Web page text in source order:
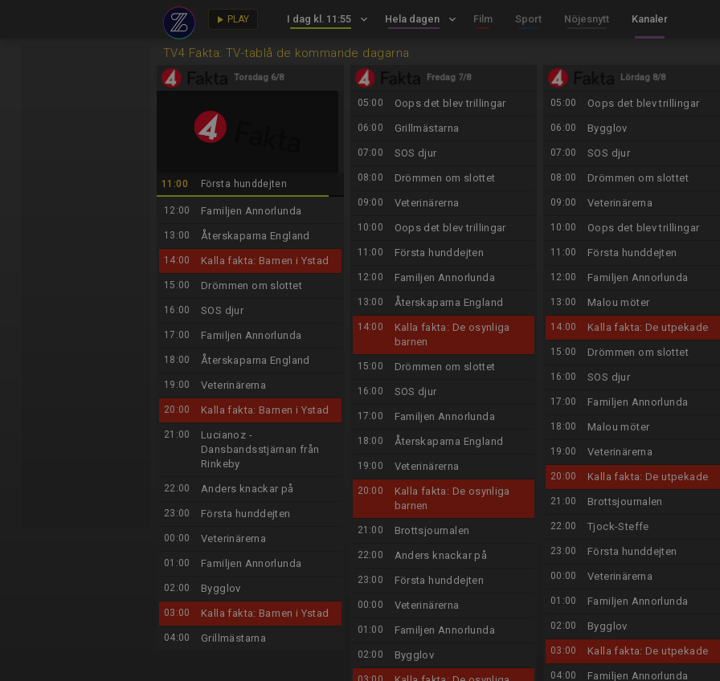
play_arrow PLAY I dag kl. 11:55 keyboard_arrow_down Hela dagen keyboard_arrow_down Film Sport Nöjesnytt Kanaler
TV4 Fakta: TV-tablå de kommande dagarna
Torsdag 6/8
11:00 Första hunddejten
12:00 Familjen Annorlunda
13:00 Återskaparna England
14:00 Kalla fakta: Barnen i Ystad
15:00 Drömmen om slottet
16:00 SOS djur
17:00 Familjen Annorlunda
18:00 Återskaparna England
19:00 Veterinärerna
20:00 Kalla fakta: Barnen i Ystad
21:00
Lucianoz -
Dansbandsstjärnan från
Rinkeby
22:00 Anders knackar på
23:00 Första hunddejten
00:00 Veterinärerna
01:00 Familjen Annorlunda
02:00 Bygglov
03:00 Kalla fakta: Barnen i Ystad
04:00 Grillmästarna
Fredag 7/8
05:00 Oops det blev trillingar
06:00 Grillmästarna
07:00 SOS djur
08:00 Drömmen om slottet
09:00 Veterinärerna
10:00 Oops det blev trillingar
11:00 Första hunddejten
12:00 Familjen Annorlunda
13:00 Återskaparna England
14:00
Kalla fakta: De osynliga
barnen
15:00 Drömmen om slottet
16:00 SOS djur
17:00 Familjen Annorlunda
18:00 Återskaparna England
19:00 Veterinärerna
20:00
Kalla fakta: De osynliga
barnen
21:00 Brottsjournalen
22:00 Anders knackar på
23:00 Första hunddejten
00:00 Veterinärerna
01:00 Familjen Annorlunda
02:00 Bygglov
Lördag 8/8
05:00 Oops det blev trillingar
06:00 Bygglov
07:00 SOS djur
08:00 Drömmen om slottet
09:00 Veterinärerna
10:00 Oops det blev trillingar
11:00 Första hunddejten
12:00 Familjen Annorlunda
13:00 Malou möter
14:00 Kalla fakta: De utpekade
15:00 Drömmen om slottet
16:00 SOS djur
17:00 Familjen Annorlunda
18:00 Malou möter
19:00 Veterinärerna
20:00 Kalla fakta: De utpekade
21:00 Brottsjournalen
22:00 Tjock-Steffe
23:00 Första hunddejten
00:00 Veterinärerna
01:00 Familjen Annorlunda
02:00 Bygglov
03:00 Kalla fakta: De utpekade
04:00 Familjen Annorlunda